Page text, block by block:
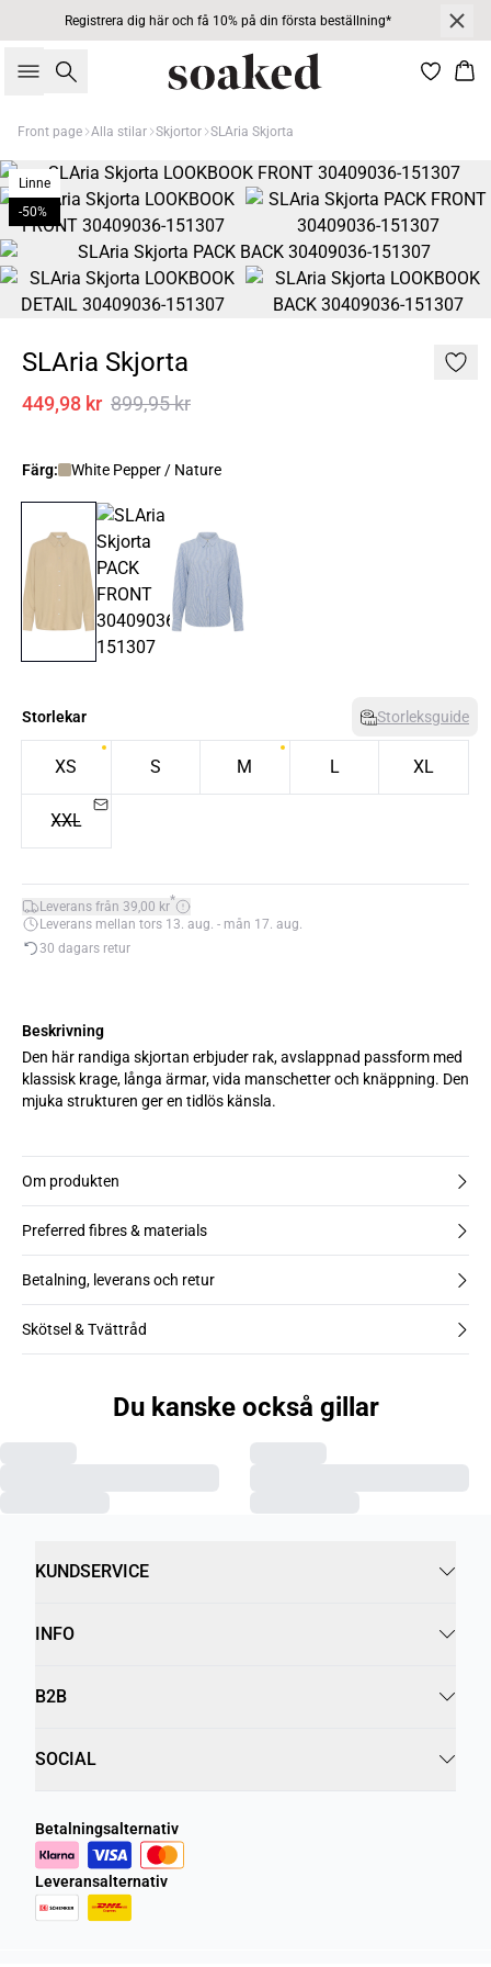
Registrera dig här och få 10% på din första beställning*
Sök
Front page Alla stilar Skjortor SLAria Skjorta
Linne
-50%
SLAria Skjorta
449,98 kr 899,95 kr
Färg: White Pepper / Nature
Storlekar Storleksguide
XS S M L XL
XXL
Leverans från 39,00 kr*
Leverans mellan tors 13. aug. - mån 17. aug.
30 dagars retur
Beskrivning
Den här randiga skjortan erbjuder rak, avslappnad passform med
klassisk krage, långa ärmar, vida manschetter och knäppning. Den
mjuka strukturen ger en tidlös känsla.
Om produkten
Preferred fibres & materials
Betalning, leverans och retur
Skötsel & Tvättråd
Du kanske också gillar
KUNDSERVICE
INFO
B2B
SOCIAL
Betalningsalternativ
Leveransalternativ